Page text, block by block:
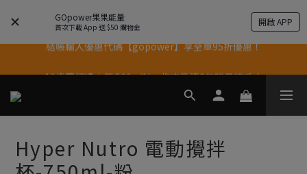
GOpower果果能量
首次下載 App 送 $50 購物金 開啟 APP
結帳輸入優惠代碼【gopower】享全單95折優惠！
果果11歲慶｜App 下單享 5% 購物金回饋
Hyper Nutro 電動攪拌